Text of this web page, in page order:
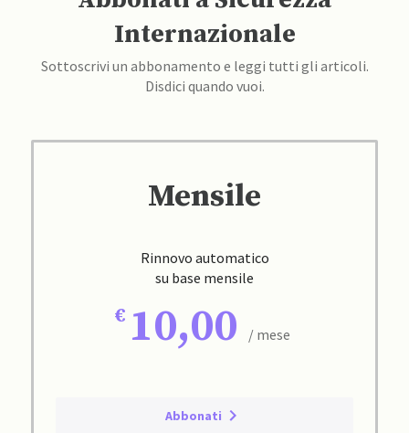
Internazionale
Sottoscrivi un abbonamento e leggi tutti gli articoli.
Disdici quando vuoi.
Mensile
Rinnovo automatico
su base mensile
10,00 / mese
Abbonati